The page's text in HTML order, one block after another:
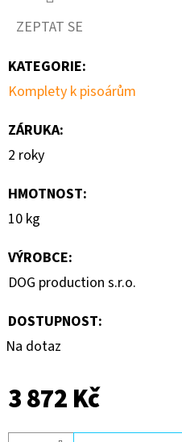
ZEPTAT SE
KATEGORIE:
Komplety k pisoárům
ZÁRUKA:
2 roky
HMOTNOST:
10 kg
VÝROBCE:
DOG production s.r.o.
DOSTUPNOST:
Na dotaz
3 872 Kč